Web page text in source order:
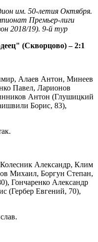
им. 50-летия Октября.
Премьер-лиги
2018/19). 9-й тур
(Скворцово) – 2:1
Алаев Антон, Минеев
Павел, Ларионов
Антон (Глушицкий
Борис, 83),
Александр, Клим
Михаил, Боргун Степан,
Гончаренко Александр
(Гербер Евгений, 70),